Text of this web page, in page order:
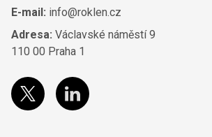
E-mail: info@roklen.cz
Adresa: Václavské náměstí 9
110 00 Praha 1